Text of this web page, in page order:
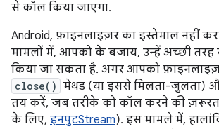
से कॉल किया जाएगा.
Android, फ़ाइनलाइज़र का इस्तेमाल नहीं
मामलों में, आपको के बजाय, उन्हें अच्छी
किया जा सकता है. अगर आपको
close() मेथड (या इससे मिलता-जुलता)
तय करें, जब तरीके को कॉल करने की
के लिए, इनपुटStream). इस मामले में,